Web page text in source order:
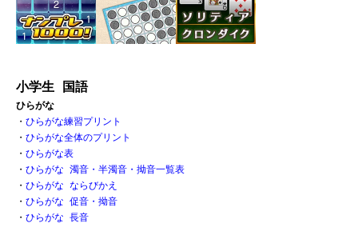
小学生 国語
ひらがな
・ ひらがな練習プリント
・ ひらがな全体のプリント
・ ひらがな表
・ ひらがな 濁音・半濁音・拗音一覧表
・ ひらがな ならびかえ
・ ひらがな 促音・拗音
・ ひらがな 長音